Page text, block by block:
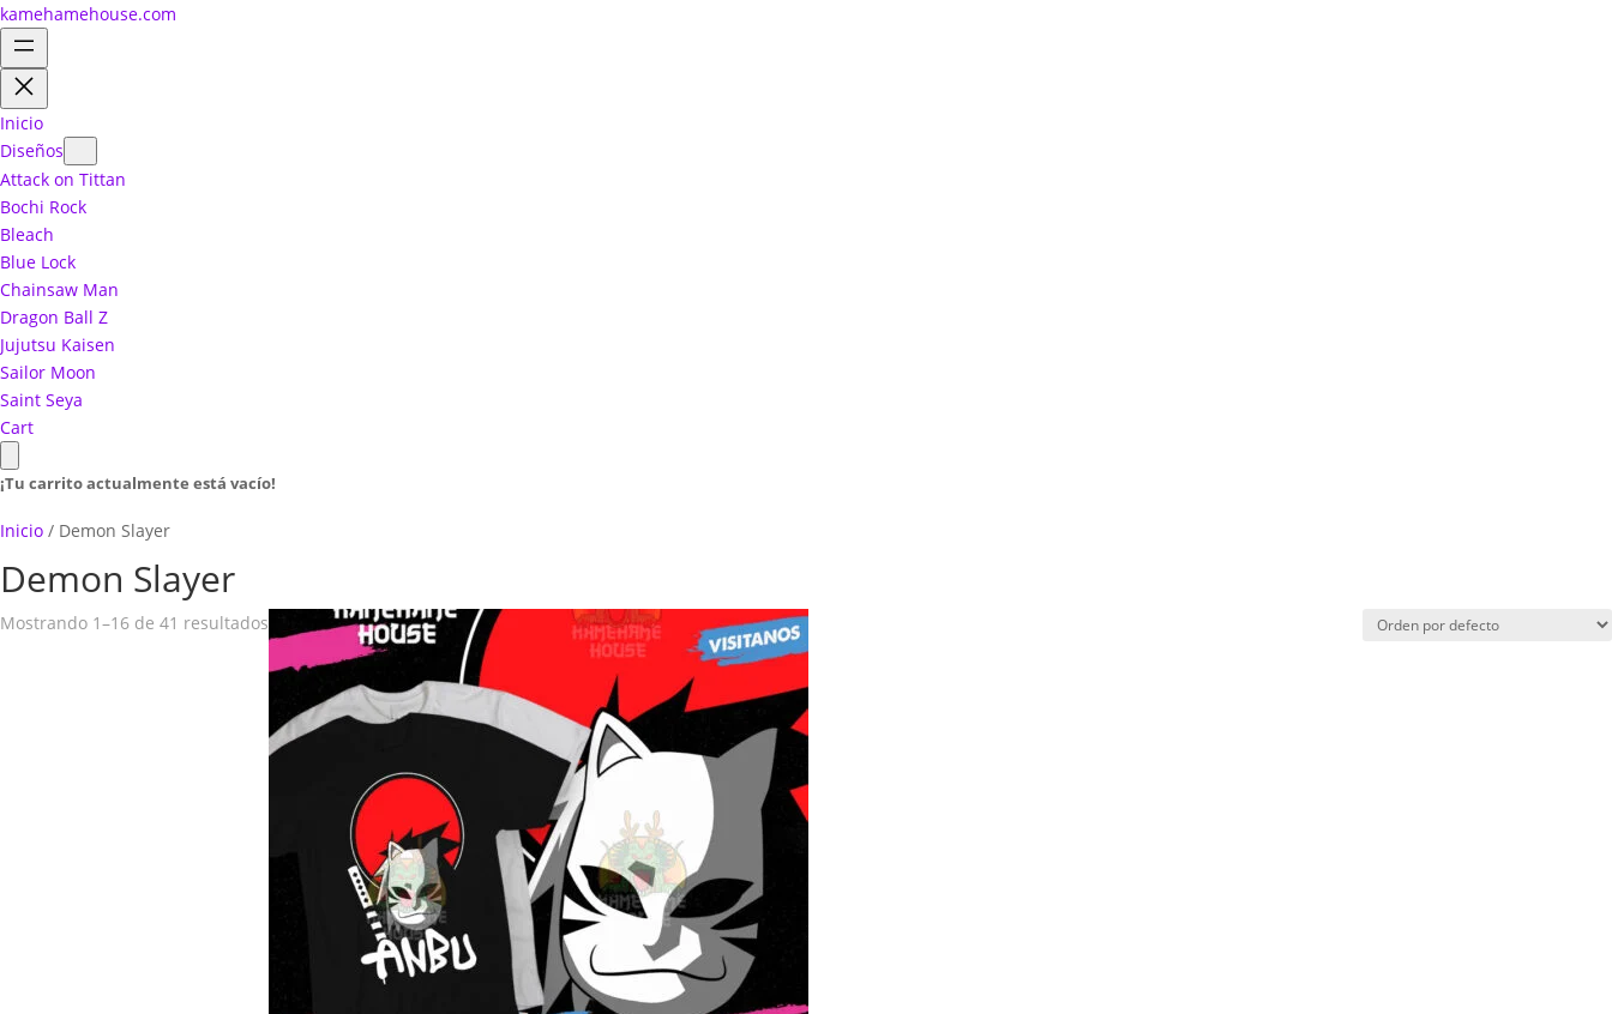
kamehamehouse.com
Inicio
Diseños
Attack on Tittan
Bochi Rock
Bleach
Blue Lock
Chainsaw Man
Dragon Ball Z
Jujutsu Kaisen
Sailor Moon
Saint Seya
Cart
¡Tu carrito actualmente está vacío!
Inicio / Demon Slayer
Demon Slayer
Mostrando 1–16 de 41 resultados